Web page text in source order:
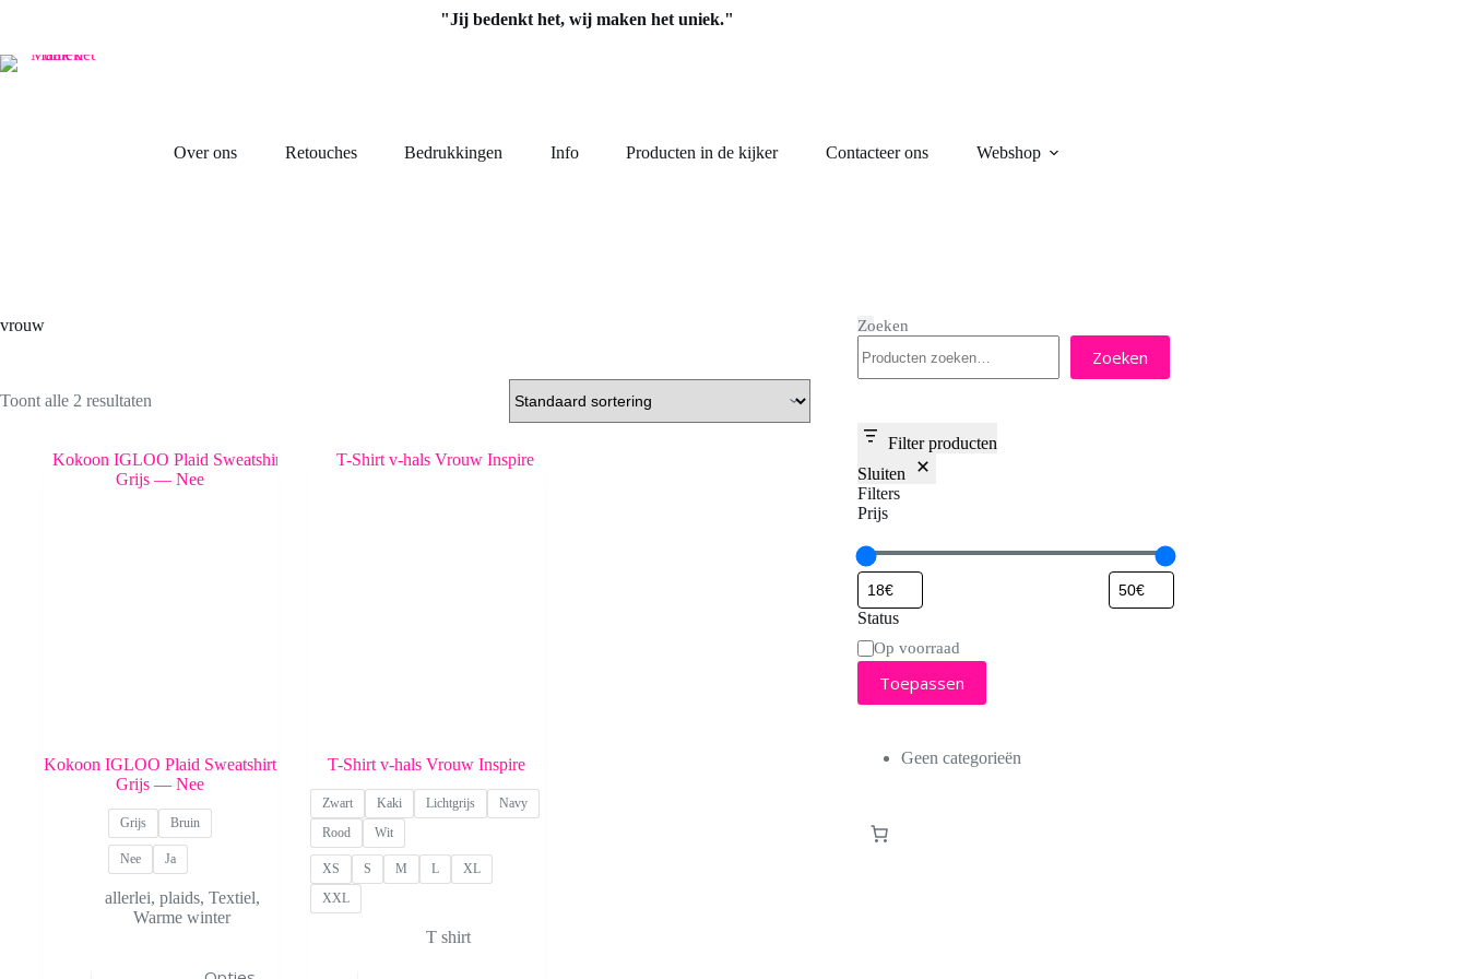
inhoud
"Jij bedenkt het, wij maken het uniek."
Over ons Retouches Bedrukkingen Info Producten in de kijker Contacteer ons Webshop
vrouw
Toont alle 2 resultaten
Kokoon IGLOO Plaid Sweatshirt
Grijs — Nee
Grijs Bruin
Nee Ja
allerlei, plaids, Textiel,
Warme winter
T-Shirt v-hals Vrouw Inspire
Zwart Kaki Lichtgrijs
Navy
Rood
Wit
XS S M L
XL
XXL
T shirt
Zoeken
Zoeken
Filter producten
Sluiten
Filters
Prijs
Status
StatusOp voorraad
Toepassen
Geen categorieën